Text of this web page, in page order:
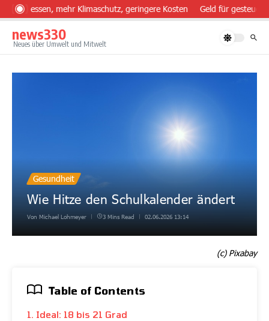
Zum Inhalt springen
essen, mehr Klimaschutz, geringere Kosten Geld für
news330
Neues über Umwelt und Mitwelt
Gesundheit
Wie Hitze den Schulkalender ändert
Von Michael Lohmeyer 3 Mins Read 02.06.2026 13:14
(c) Pixabay
Table of Contents
1. Ideal: 18 bis 21 Grad